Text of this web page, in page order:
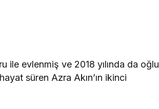
ile evlenmiş ve 2018 yılında da oğlu
süren Azra Akın’ın ikinci